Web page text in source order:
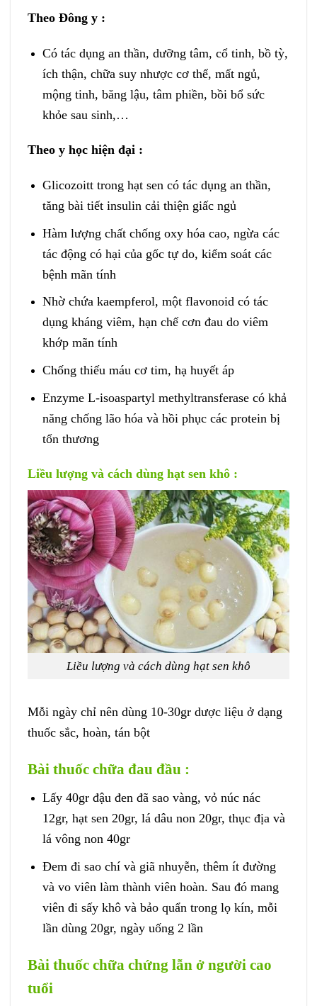
Theo Đông y :
Có tác dụng an thần, dưỡng tâm, cổ tinh, bồ tỳ,
ích thận, chữa suy nhược cơ thể, mất ngủ,
mộng tinh, băng lậu, tâm phiền, bồi bổ sức
khỏe sau sinh,…
Theo y học hiện đại :
Glicozoitt trong hạt sen có tác dụng an thần,
tăng bài tiết insulin cải thiện giấc ngủ
Hàm lượng chất chống oxy hóa cao, ngừa các
tác động có hại của gốc tự do, kiểm soát các
bệnh mãn tính
Nhờ chứa kaempferol, một flavonoid có tác
dụng kháng viêm, hạn chế cơn đau do viêm
khớp mãn tính
Chống thiếu máu cơ tim, hạ huyết áp
Enzyme L-isoaspartyl methyltransferase có khả
năng chống lão hóa và hồi phục các protein bị
tổn thương
Liều lượng và cách dùng hạt sen khô :
Liều lượng và cách dùng hạt sen khô
Mỗi ngày chỉ nên dùng 10-30gr dược liệu ở dạng
thuốc sắc, hoàn, tán bột
Bài thuốc chữa đau đầu :
Lấy 40gr đậu đen đã sao vàng, vỏ núc nác
12gr, hạt sen 20gr, lá dâu non 20gr, thục địa và
lá vông non 40gr
Đem đi sao chí và giã nhuyễn, thêm ít đường
và vo viên làm thành viên hoàn. Sau đó mang
viên đi sấy khô và bảo quẩn trong lọ kín, mỗi
lần dùng 20gr, ngày uống 2 lần
Bài thuốc chữa chứng lẫn ở người cao
tuổi